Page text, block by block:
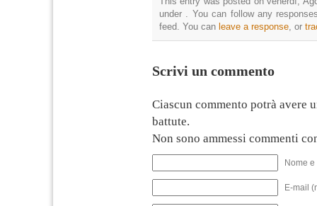
under . You can follow any
feed. You can leave a response, or
Scrivi un commento
Ciascun commento potrà avere
battute.
Non sono ammessi commenti
Nome
E-mail